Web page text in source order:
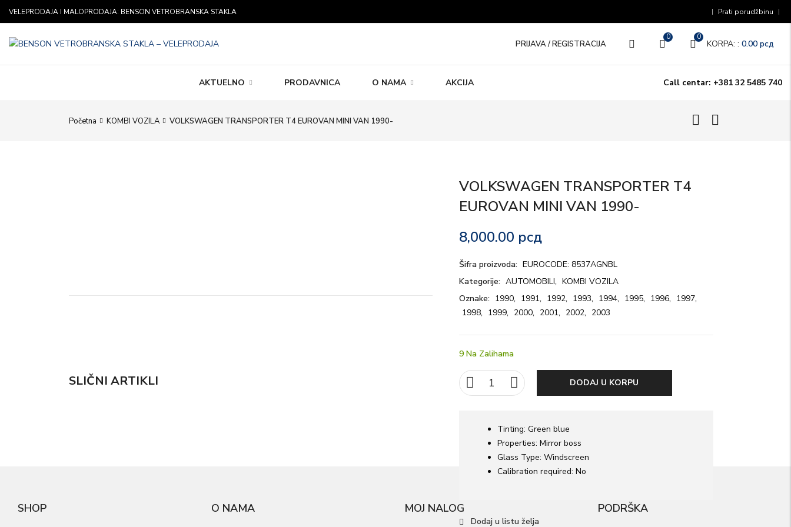
VELEPRODAJA I MALOPRODAJA: BENSON VETROBRANSKA STAKLA Prati porudžbinu
PRIJAVA / REGISTRACIJA
0 0
KORPA: : 0.00 рсд
AKTUELNO PRODAVNICA O NAMA AKCIJA Call centar: +381 32 5485 740
Početna KOMBI VOZILA VOLKSWAGEN TRANSPORTER T4 EUROVAN MINI VAN 1990-
VOLKSWAGEN TRANSPORTER T4
EUROVAN MINI VAN 1990-
8,000.00 рсд
Šifra proizvoda: EUROCODE: 8537AGNBL
Kategorije: AUTOMOBILI, KOMBI VOZILA
Oznake: 1990, 1991, 1992, 1993, 1994, 1995, 1996, 1997,
1998, 1999, 2000, 2001, 2002, 2003
9 Na Zalihama
DODAJ U KORPU
Tinting: Green blue
Properties: Mirror boss
Glass Type: Windscreen
Calibration required: No
Dodaj u listu želja
SLIČNI ARTIKLI
SHOP O NAMA MOJ NALOG PODRŠKA